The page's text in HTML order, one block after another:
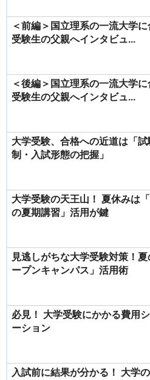
＜前編＞国立理系の一流大学に
受験生の父親へインタビュ...
＜後編＞国立理系の一流大学に
受験生の父親へインタビュ...
大学受験、合格への近道は「試
制・入試形態の把握」
大学受験の天王山！ 夏休みは
の夏期講習」活用が鍵
見逃しがちな大学受験対策！夏
ープンキャンパス」活用術
必見！ 大学受験にかかる費用
ーション
入試前に結果が分かる！ 大学